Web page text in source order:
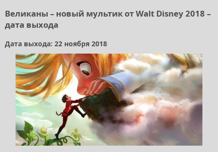
Великаны – новый мультик от Walt Disney 2018 –
дата выхода
Дата выхода: 22 ноября 2018